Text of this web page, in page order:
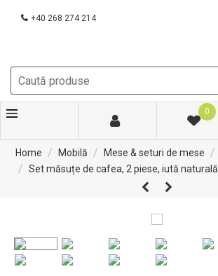
+40 268 274 214
0
Home / Mobilă / Mese & seturi de mese /
/ Set măsuțe de cafea, 2 piese, iută naturală